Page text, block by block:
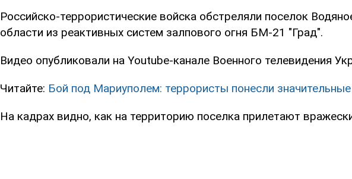
Российско-террористические войска обстреляли поселок
области из реактивных систем залпового огня БМ-21 "Град".
Видео опубликовали на Youtube-канале Военного телевидения
Читайте: Бой под Мариуполем: террористы понесли
На кадрах видно, как на территорию поселка прилетают